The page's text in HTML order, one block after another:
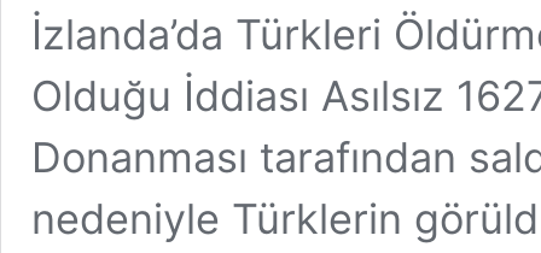
İzlanda’da Türkleri
Olduğu İddiası Asılsız
Donanması tarafından
nedeniyle Türklerin